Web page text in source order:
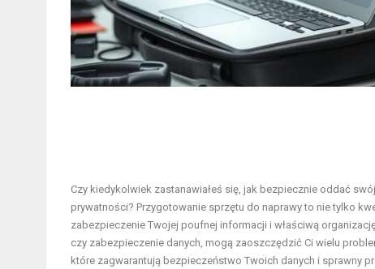
Czy kiedykolwiek zastanawiałeś się, jak bezpiecznie oddać
prywatności? Przygotowanie sprzętu do naprawy to nie tylko
zabezpieczenie Twojej poufnej informacji i właściwą
czy zabezpieczenie danych, mogą zaoszczędzić Ci wielu
które zagwarantują bezpieczeństwo Twoich danych i sprawny